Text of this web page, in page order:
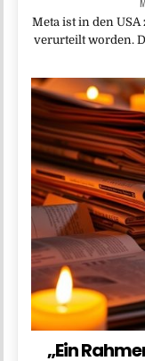
Meta ist in den
verurteilt worden.
„Ein